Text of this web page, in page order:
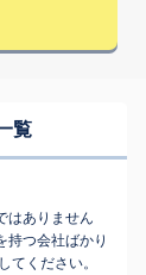
覧
はありません
持つ会社ばかり
てください。